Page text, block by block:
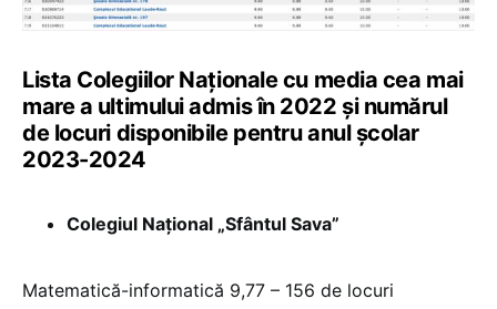
Lista Colegiilor Naționale cu media cea mai
mare a ultimului admis în 2022 și numărul
de locuri disponibile pentru anul școlar
2023-2024
Colegiul Național „Sfântul Sava”
Matematică-informatică 9,77 – 156 de locuri